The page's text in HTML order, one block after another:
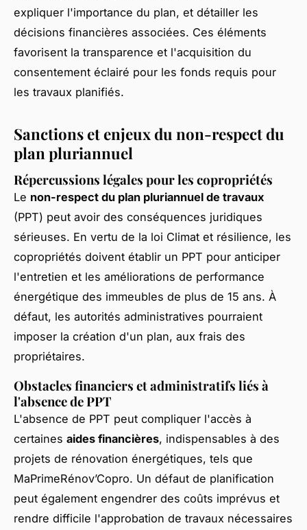
expliquer l'importance du plan, et détailler les
décisions financières associées. Ces éléments
favorisent la transparence et l'acquisition du
consentement éclairé pour les fonds requis pour
les travaux planifiés.
Sanctions et enjeux du non-respect du
plan pluriannuel
Répercussions légales pour les copropriétés
Le non-respect du plan pluriannuel de travaux
(PPT) peut avoir des conséquences juridiques
sérieuses. En vertu de la loi Climat et résilience, les
copropriétés doivent établir un PPT pour anticiper
l'entretien et les améliorations de performance
énergétique des immeubles de plus de 15 ans. À
défaut, les autorités administratives pourraient
imposer la création d'un plan, aux frais des
propriétaires.
Obstacles financiers et administratifs liés à
l'absence de PPT
L'absence de PPT peut compliquer l'accès à
certaines aides financières, indispensables à des
projets de rénovation énergétiques, tels que
MaPrimeRénov’Copro. Un défaut de planification
peut également engendrer des coûts imprévus et
rendre difficile l'approbation de travaux nécessaires